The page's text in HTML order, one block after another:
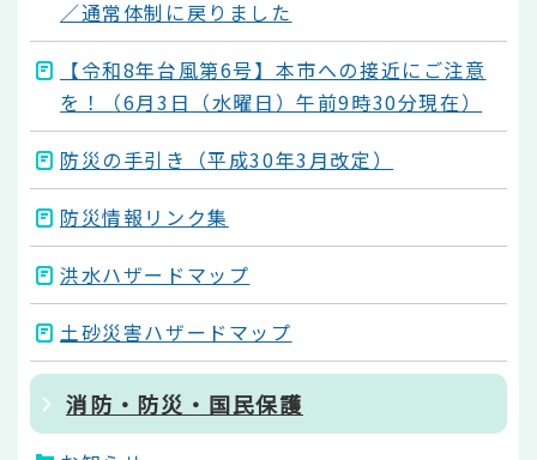
／通常体制に戻りました
【令和8年台風第6号】本市への接近にご注意
を！（6月3日（水曜日）午前9時30分現在）
防災の手引き（平成30年3月改定）
防災情報リンク集
洪水ハザードマップ
土砂災害ハザードマップ
消防・防災・国民保護